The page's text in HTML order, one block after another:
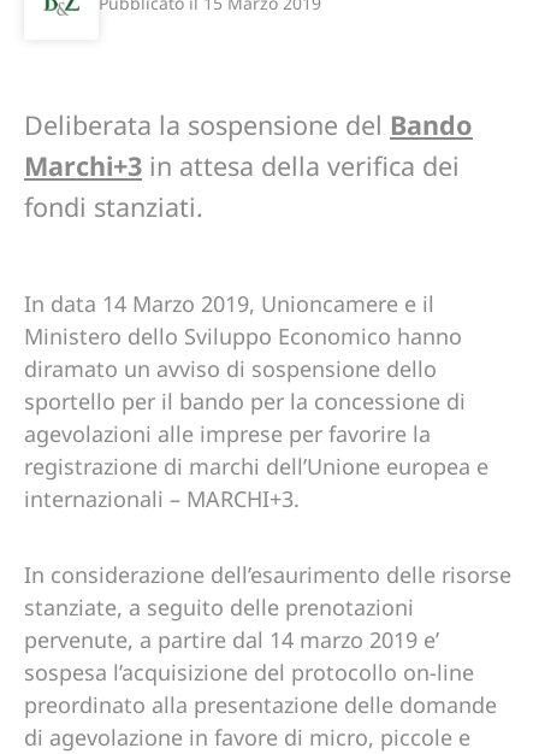
Deliberata la sospensione del Bando
Marchi+3 in attesa della verifica dei
fondi stanziati.
In data 14 Marzo 2019, Unioncamere e il
Ministero dello Sviluppo Economico hanno
diramato un avviso di sospensione dello
sportello per il bando per la concessione di
agevolazioni alle imprese per favorire la
registrazione di marchi dell’Unione europea e
internazionali – MARCHI+3.
In considerazione dell’esaurimento delle risorse
stanziate, a seguito delle prenotazioni
pervenute, a partire dal 14 marzo 2019 e’
sospesa l’acquisizione del protocollo on-line
preordinato alla presentazione delle domande
di agevolazione in favore di micro, piccole e